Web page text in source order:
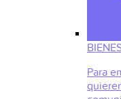
Para